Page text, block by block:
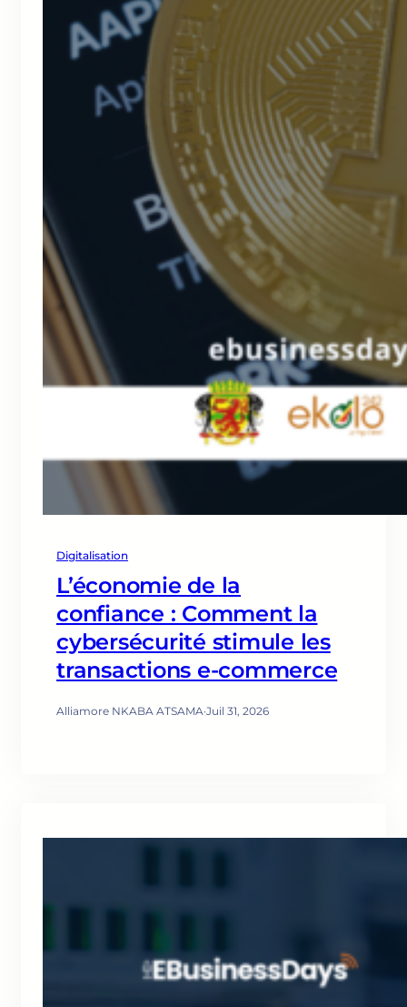
Digitalisation
L’économie de la
confiance : Comment la
cybersécurité stimule les
transactions e-commerce
Alliamore NKABA ATSAMA·Juil 31, 2026